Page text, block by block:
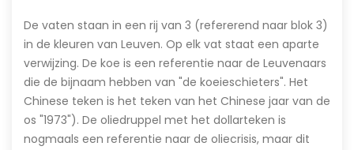
De vaten staan in een rij van 3 (refererend naar blok 3)
in de kleuren van Leuven. Op elk vat staat een aparte
verwijzing. De koe is een referentie naar de Leuvenaars
die de bijnaam hebben van "de koeieschieters". Het
Chinese teken is het teken van het Chinese jaar van de
os "1973"). De oliedruppel met het dollarteken is
nogmaals een referentie naar de oliecrisis, maar dit